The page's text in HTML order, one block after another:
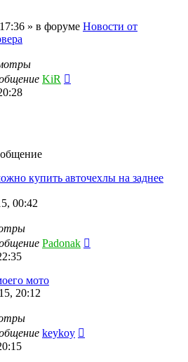
» в форуме Новости от
KiR
купить авточехлы на заднее
00:42
Padonak
мото
20:12
keykoy